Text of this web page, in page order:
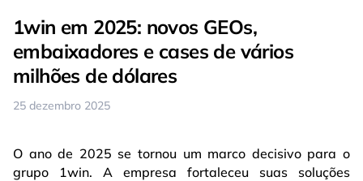
1win em 2025: novos GEOs,
embaixadores e cases de vários
milhões de dólares
25 dezembro 2025
O ano de 2025 se tornou um marco decisivo para o
grupo 1win. A empresa fortaleceu suas soluções